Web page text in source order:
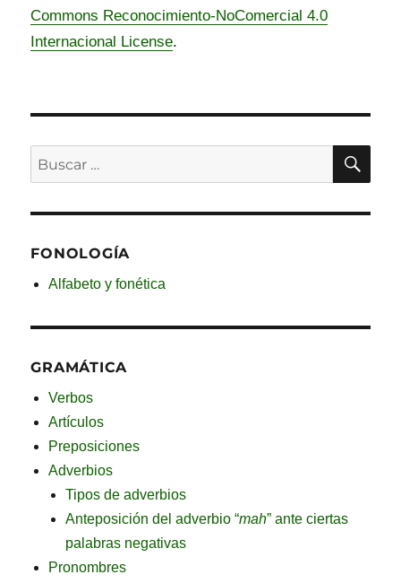
Commons Reconocimiento-NoComercial 4.0
Internacional License.
Buscar
por:
FONOLOGÍA
Alfabeto y fonética
GRAMÁTICA
Verbos
Artículos
Preposiciones
Adverbios
Tipos de adverbios
Anteposición del adverbio “mah” ante ciertas
palabras negativas
Pronombres